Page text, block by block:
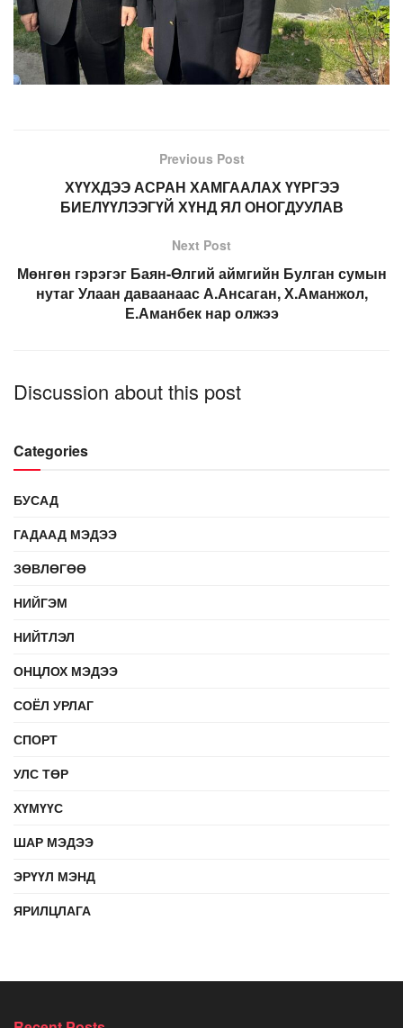
Previous Post
ХҮҮХДЭЭ АСРАН ХАМГААЛАХ ҮҮРГЭЭ
БИЕЛҮҮЛЭЭГҮЙ ХҮНД ЯЛ ОНОГДУУЛАВ
Next Post
Мөнгөн гэрэгэг Баян-Өлгий аймгийн Булган сумын
нутаг Улаан даваанаас А.Ансаган, Х.Аманжол,
Е.Аманбек нар олжээ
Discussion about this post
Categories
БУСАД
ГАДААД МЭДЭЭ
ЗӨВЛӨГӨӨ
НИЙГЭМ
НИЙТЛЭЛ
ОНЦЛОХ МЭДЭЭ
СОЁЛ УРЛАГ
СПОРТ
УЛС ТӨР
ХҮМҮҮС
ШАР МЭДЭЭ
ЭРҮҮЛ МЭНД
ЯРИЛЦЛАГА